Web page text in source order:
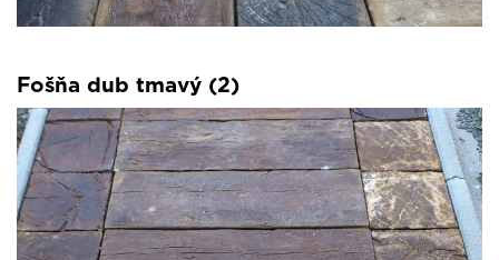
Fošňa dub tmavý (2)